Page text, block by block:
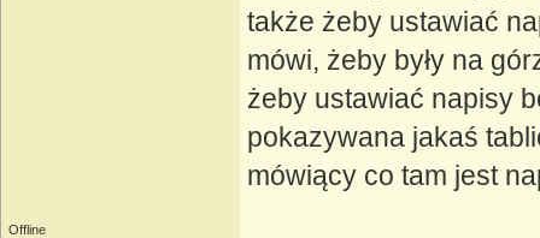
także żeby ustawiać
mówi, żeby były na
żeby ustawiać napisy
pokazywana jakaś
mówiący co tam jest
Offline